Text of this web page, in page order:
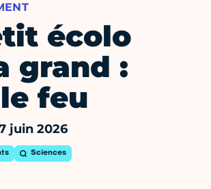
écolo
grand :
feu
juin 2026
Sciences